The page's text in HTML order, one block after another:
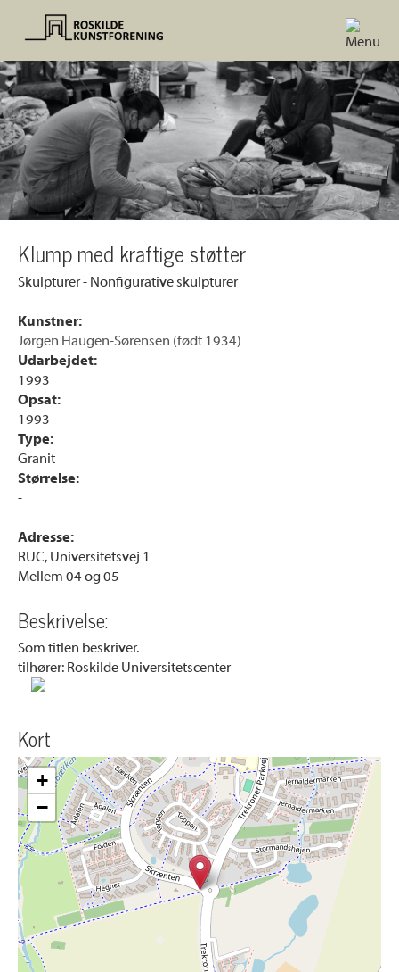
Klump med kraftige støtter
Skulpturer - Nonfigurative skulpturer
Kunstner:
Jørgen Haugen-Sørensen (født 1934)
Udarbejdet:
1993
Opsat:
1993
Type:
Granit
Størrelse:
-
Adresse:
RUC, Universitetsvej 1
Mellem 04 og 05
Beskrivelse:
Som titlen beskriver.
tilhører: Roskilde Universitetscenter
Kort
+
−